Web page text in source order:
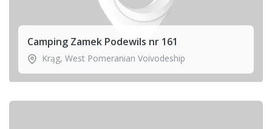
Camping Zamek Podewils nr 161
Krąg, West Pomeranian Voivodeship